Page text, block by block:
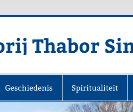
Thabor
Geschiedenis Spiritualiteit